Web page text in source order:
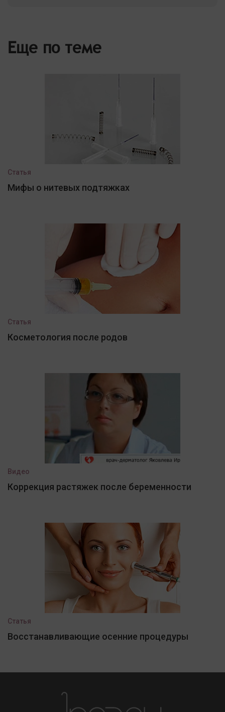
Еще по теме
Статья
Мифы о нитевых подтяжках
Статья
Косметология после родов
Видео
Коррекция растяжек после беременности
Статья
Восстанавливающие осенние процедуры